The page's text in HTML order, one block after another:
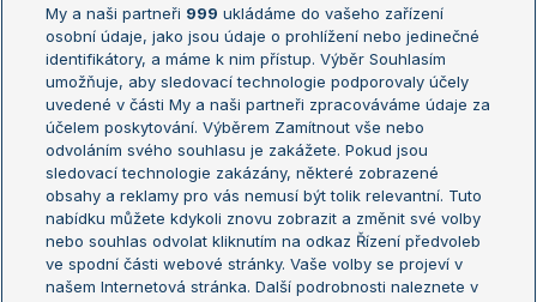
Žebříček ATP (muži)
Žebříček WTA (ženy)
Sázkařský žebříček
Australian Open
French Open
Wimbledon
US Open
Turnaj mistrů
Turnaj mistryň
Aktualní trendy
Fotbalové přestupy
Livesport Daily
My a naši partneři 999 ukládáme do vašeho zařízení
osobní údaje, jako jsou údaje o prohlížení nebo jedinečné
identifikátory, a máme k nim přístup. Výběr Souhlasím
umožňuje, aby sledovací technologie podporovaly účely
uvedené v části My a naši partneři zpracováváme údaje za
účelem poskytování. Výběrem Zamítnout vše nebo
odvoláním svého souhlasu je zakážete. Pokud jsou
sledovací technologie zakázány, některé zobrazené
obsahy a reklamy pro vás nemusí být tolik relevantní. Tuto
nabídku můžete kdykoli znovu zobrazit a změnit své volby
nebo souhlas odvolat kliknutím na odkaz Řízení předvoleb
ve spodní části webové stránky. Vaše volby se projeví v
našem Internetová stránka. Další podrobnosti naleznete v